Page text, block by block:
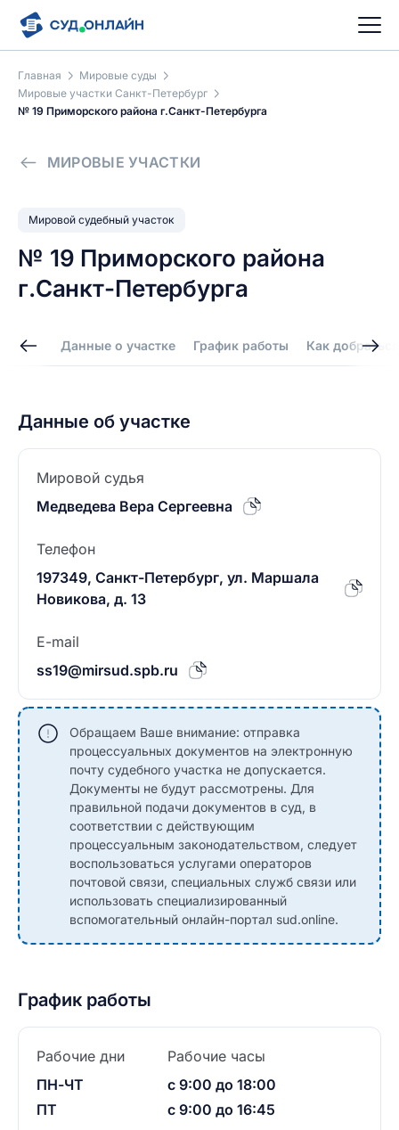
Главная
Мировые суды
Мировые участки Санкт-Петербург
№ 19 Приморского района г.Санкт-Петербурга
МИРОВЫЕ УЧАСТКИ
Мировой судебный участок
№ 19 Приморского района
г.Санкт-Петербурга
Данные о участке График работы Как добраться
Данные об участке
Мировой судья
Медведева Вера Сергеевна
Телефон
197349, Санкт-Петербург, ул. Маршала
Новикова, д. 13
E-mail
ss19@mirsud.spb.ru
Обращаем Ваше внимание: отправка
процессуальных документов на электронную
почту судебного участка не допускается.
Документы не будут рассмотрены. Для
правильной подачи документов в суд, в
соответствии с действующим
процессуальным законодательством, следует
воспользоваться услугами операторов
почтовой связи, специальных служб связи или
использовать специализированный
вспомогательный онлайн-портал sud.online.
График работы
Рабочие дни
ПН-ЧТ
ПТ
Рабочие часы
с 9:00 до 18:00
с 9:00 до 16:45